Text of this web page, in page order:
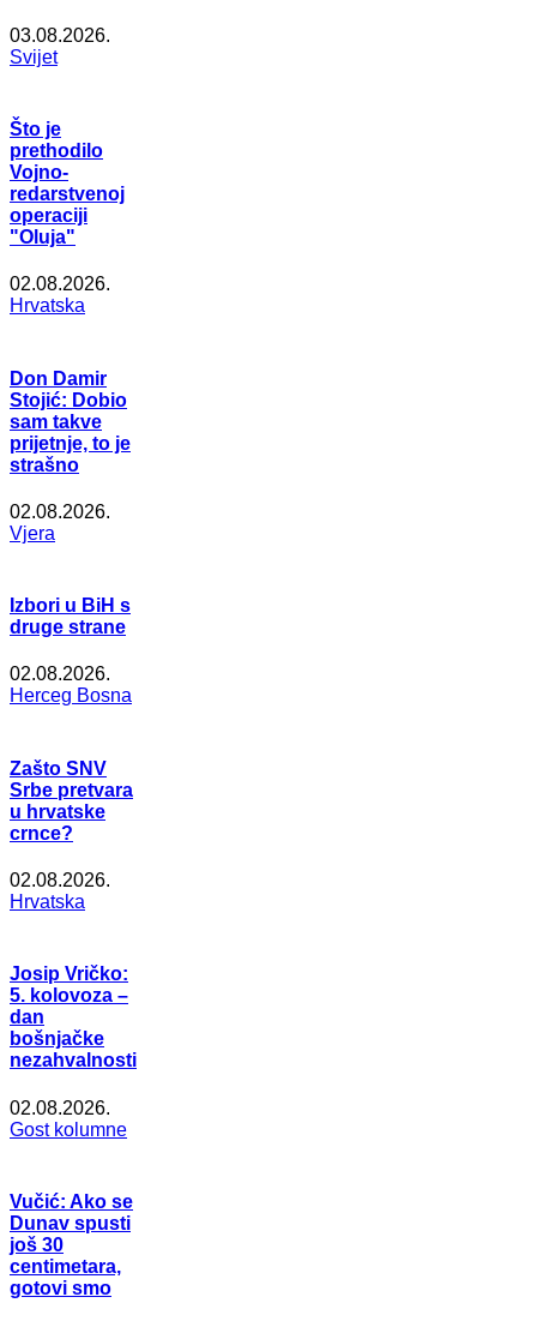
03.08.2026.
Svijet
Što je
prethodilo
Vojno-
redarstvenoj
operaciji
"Oluja"
02.08.2026.
Hrvatska
Don Damir
Stojić: Dobio
sam takve
prijetnje, to je
strašno
02.08.2026.
Vjera
Izbori u BiH s
druge strane
02.08.2026.
Herceg Bosna
Zašto SNV
Srbe pretvara
u hrvatske
crnce?
02.08.2026.
Hrvatska
Josip Vričko:
5. kolovoza –
dan
bošnjačke
nezahvalnosti
02.08.2026.
Gost kolumne
Vučić: Ako se
Dunav spusti
još 30
centimetara,
gotovi smo